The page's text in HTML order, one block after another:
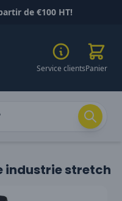
de €100 HT!
Service clientsPanier
industrie stretch